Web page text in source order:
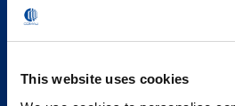
This website uses cookies